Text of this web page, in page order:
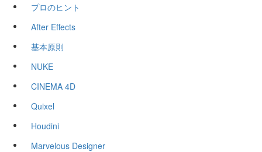
プロのヒント
After Effects
基本原則
NUKE
CINEMA 4D
Quixel
Houdini
Marvelous Designer